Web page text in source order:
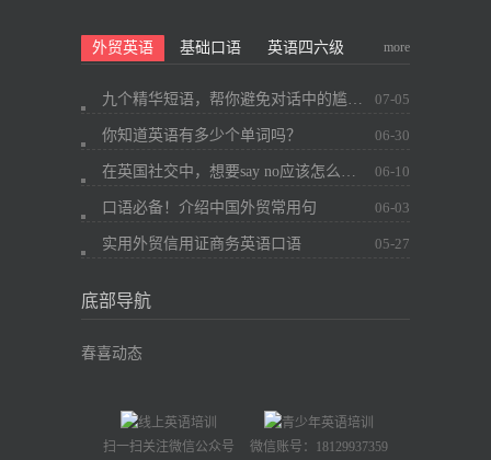
外贸英语 基础口语 英语四六级 more
07-05
你知道英语有多少个单词吗？ 06-30
06-10
口语必备！介绍中国外贸常用句 06-03
实用外贸信用证商务英语口语 05-27
底部导航
春喜动态
扫一扫关注微信公众号 微信账号：18129937359